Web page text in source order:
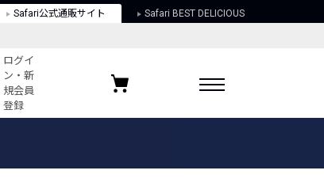
Safari公式通販サイト Safari BEST DELICIOUS
ログイ
ン・新
規会員
登録
お気に入りブランド